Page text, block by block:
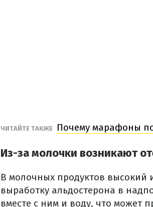
ЧИТАЙТЕ ТАКЖЕ Почему марафоны
Из-за молочки возникают
В молочных продуктов высокий
выработку альдостерона в
вместе с ним и воду, что может